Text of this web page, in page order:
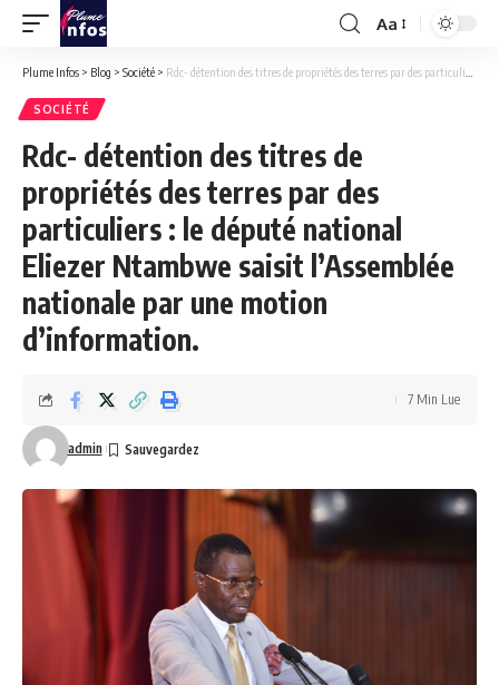
Font
Resizer
Aa
Plume Infos > Blog > Société > Rdc- détention des titres de propriétés des terres par des particuliers : le député national Eliezer Ntambwe saisit l’Assemblée nationale par une motion d’information.
SOCIÉTÉ
Rdc- détention des titres de
propriétés des terres par des
particuliers : le député national
Eliezer Ntambwe saisit l’Assemblée
nationale par une motion
d’information.
admin
7 Min Lue